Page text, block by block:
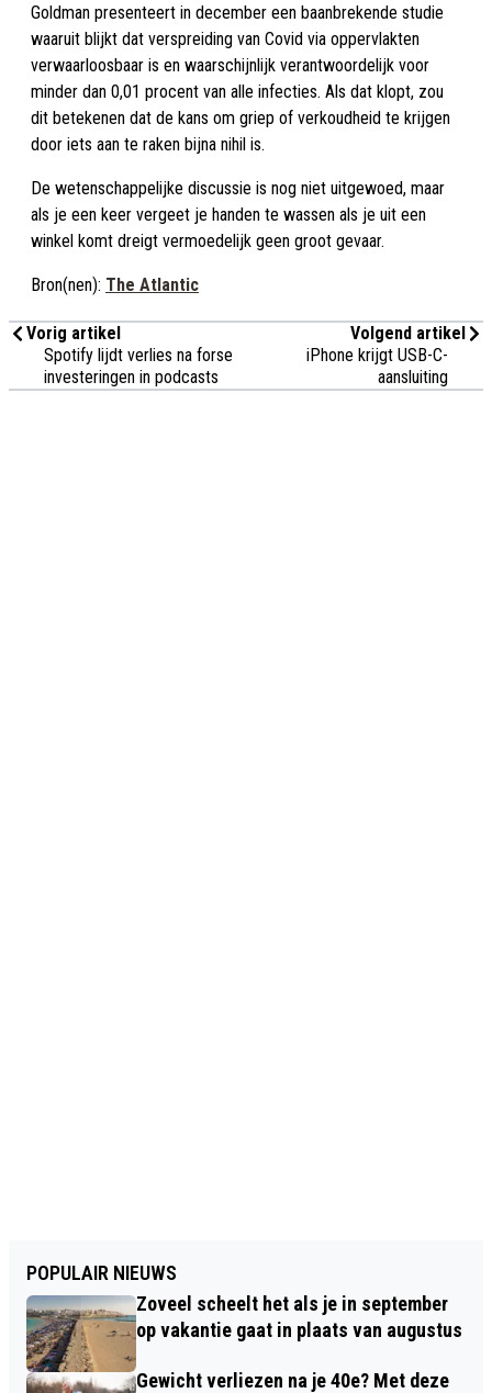
Goldman presenteert in december een baanbrekende studie
waaruit blijkt dat verspreiding van Covid via oppervlakten
verwaarloosbaar is en waarschijnlijk verantwoordelijk voor
minder dan 0,01 procent van alle infecties. Als dat klopt, zou
dit betekenen dat de kans om griep of verkoudheid te krijgen
door iets aan te raken bijna nihil is.
De wetenschappelijke discussie is nog niet uitgewoed, maar
als je een keer vergeet je handen te wassen als je uit een
winkel komt dreigt vermoedelijk geen groot gevaar.
Bron(nen): The Atlantic
Vorig artikel
Spotify lijdt verlies na forse
investeringen in podcasts
Volgend artikel
iPhone krijgt USB-C-
aansluiting
POPULAIR NIEUWS
Zoveel scheelt het als je in september
op vakantie gaat in plaats van augustus
Gewicht verliezen na je 40e? Met deze